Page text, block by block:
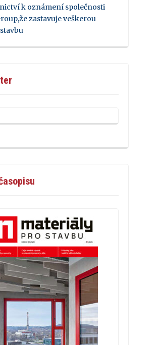
k oznámení společnosti
zastavuje veškerou